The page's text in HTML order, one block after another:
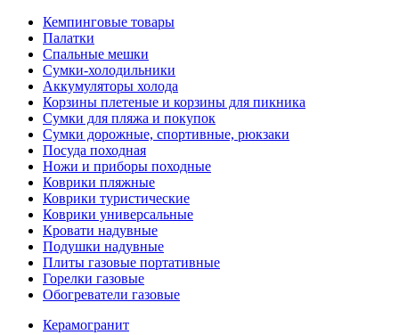
Кемпинговые товары
Палатки
Спальные мешки
Сумки-холодильники
Аккумуляторы холода
Корзины плетеные и корзины для пикника
Сумки для пляжа и покупок
Сумки дорожные, спортивные, рюкзаки
Посуда походная
Ножи и приборы походные
Коврики пляжные
Коврики туристические
Коврики универсальные
Кровати надувные
Подушки надувные
Плиты газовые портативные
Горелки газовые
Обогреватели газовые
Керамогранит